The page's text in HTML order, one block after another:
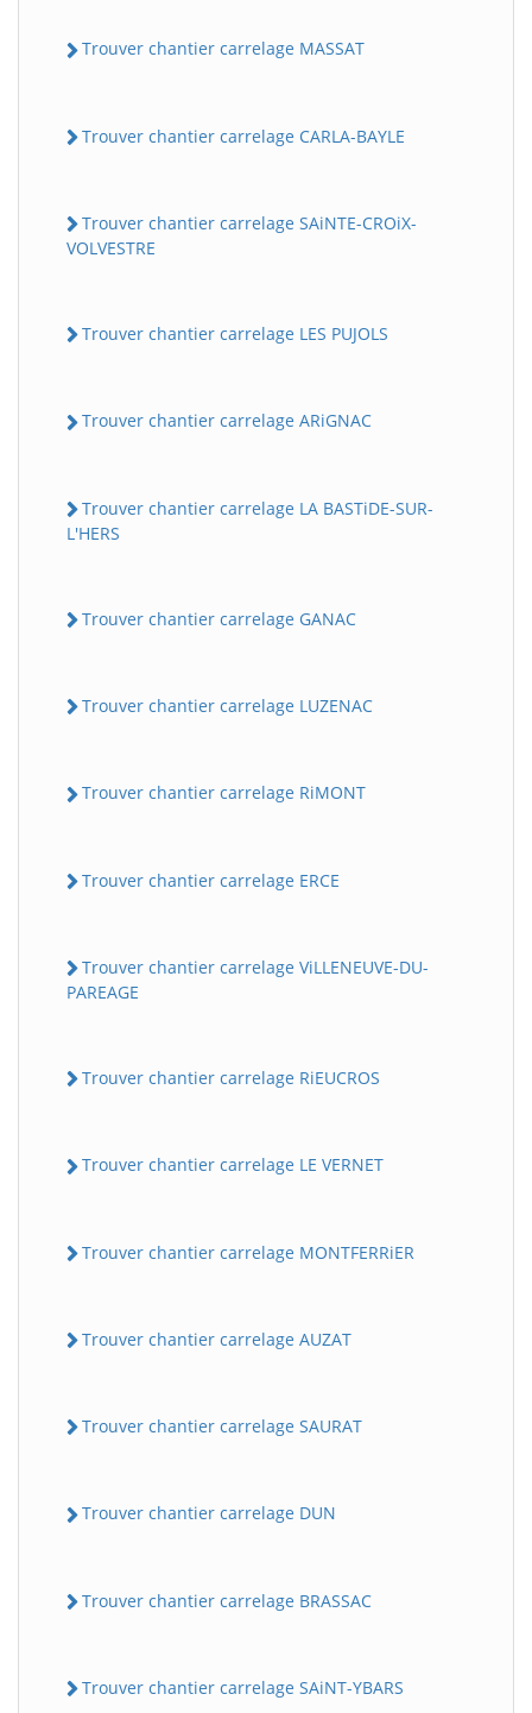
Trouver chantier carrelage MASSAT
Trouver chantier carrelage CARLA-BAYLE
Trouver chantier carrelage SAiNTE-CROiX-
VOLVESTRE
Trouver chantier carrelage LES PUJOLS
Trouver chantier carrelage ARiGNAC
Trouver chantier carrelage LA BASTiDE-SUR-
L'HERS
Trouver chantier carrelage GANAC
Trouver chantier carrelage LUZENAC
Trouver chantier carrelage RiMONT
Trouver chantier carrelage ERCE
Trouver chantier carrelage ViLLENEUVE-DU-
PAREAGE
Trouver chantier carrelage RiEUCROS
Trouver chantier carrelage LE VERNET
Trouver chantier carrelage MONTFERRiER
Trouver chantier carrelage AUZAT
Trouver chantier carrelage SAURAT
Trouver chantier carrelage DUN
Trouver chantier carrelage BRASSAC
Trouver chantier carrelage SAiNT-YBARS